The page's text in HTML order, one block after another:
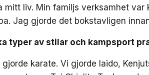
mitt liv. Min familjs verksamhet
Jag gjorde det bokstavligen
typer av stilar och kampsport
gjorde karate. Vi gjorde Iaido,